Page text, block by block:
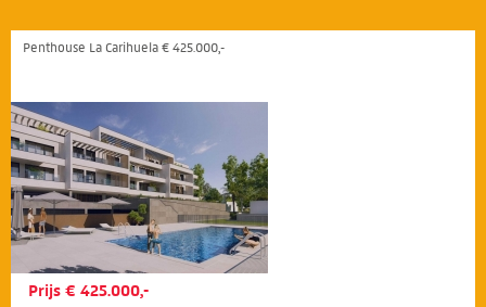
Penthouse La Carihuela € 425.000,-
Prijs € 425.000,-